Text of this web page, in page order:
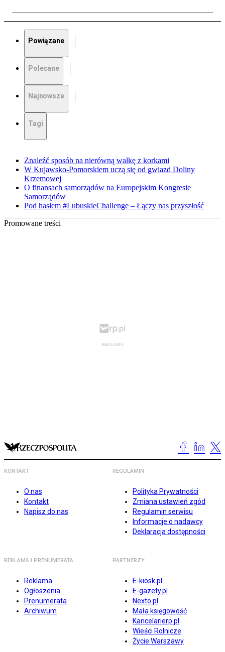
Powiązane
Polecane
Najnowsze
Tagi
Znaleźć sposób na nierówną walkę z korkami
W Kujawsko-Pomorskiem uczą się od gwiazd Doliny
Krzemowej
O finansach samorządów na Europejskim Kongresie
Samorządów
Pod hasłem #LubuskieChallenge – Łączy nas przyszłość
Promowane treści
KONTAKT
O nas
Kontakt
Napisz do nas
REGULAMIN
Polityka Prywatności
Zmiana ustawień zgód
Regulamin serwisu
Informacje o nadawcy
Deklaracja dostępności
REKLAMA I PRENUMERATA
Reklama
Ogłoszenia
Prenumerata
Archiwum
PARTNERZY
E-kiosk.pl
E-gazety.pl
Nexto.pl
Mała księgowość
Kancelarierp.pl
Wieści Rolnicze
Życie Warszawy